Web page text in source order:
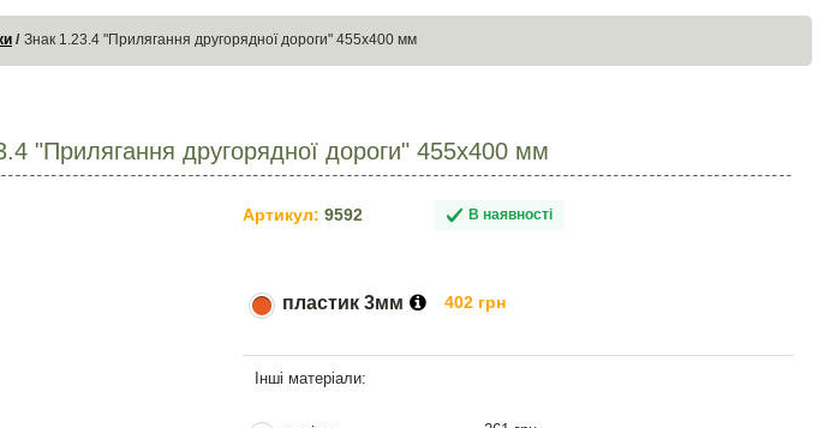
Знак 1.23.4 "Прилягання другорядної дороги" 455х400 мм
"Прилягання другорядної дороги" 455х400 мм
Артикул: 9592 В наявності
пластик 3мм 402 грн